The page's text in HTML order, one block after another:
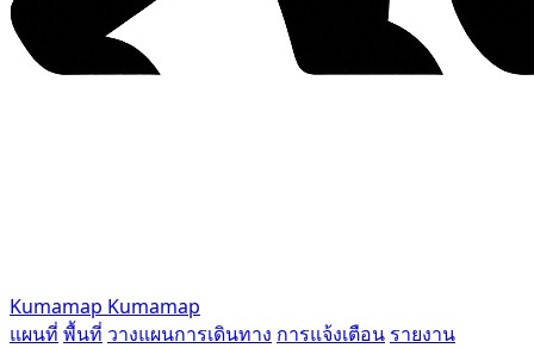
Kumamap Kumamap
แผนที่ พื้นที่ วางแผนการเดินทาง การแจ้งเตือน รายงาน